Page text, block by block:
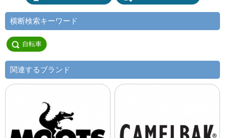
横断検索キーワード
自転車
関連するブランド